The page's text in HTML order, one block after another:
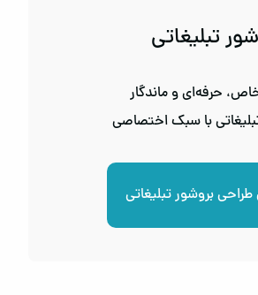
تبلیغاتی
حرفه‌ای و ماندگار
با سبک اختصاصی
بروشور تبلیغاتی